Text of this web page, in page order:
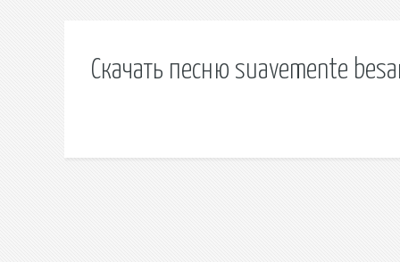
Скачать песню suavemente